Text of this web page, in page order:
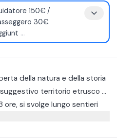
150€ /
30€.
...
della natura e della storia
territorio etrusco di
ore, si svolge lungo sentieri
dove vedrete tombe